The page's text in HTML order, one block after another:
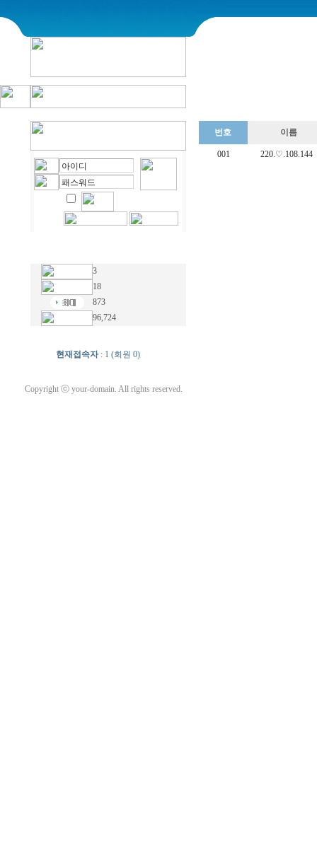
3
18
873
96,724
현재접속자: 1 (회원 0)
번호 이름
001 220.♡.108.144
Copyright ⓒ your-domain. All rights reserved.